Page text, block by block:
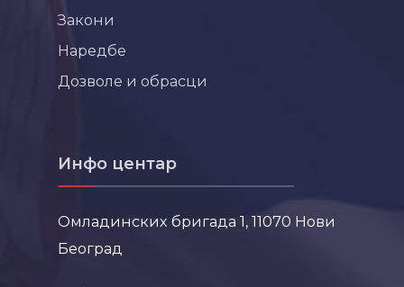
Закони
Наредбе
Дозволе и обрасци
Инфо центар
Омладинских бригада 1, 11070 Нови
Београд